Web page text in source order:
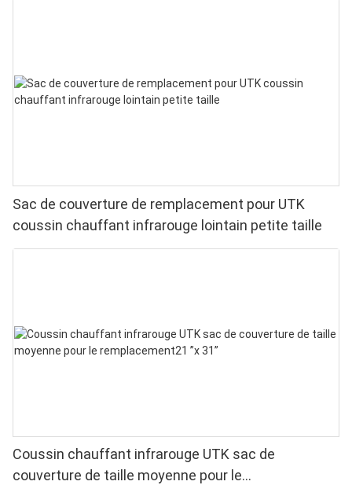
Sac de couverture de remplacement pour UTK
coussin chauffant infrarouge lointain petite taille
Coussin chauffant infrarouge UTK sac de
couverture de taille moyenne pour le